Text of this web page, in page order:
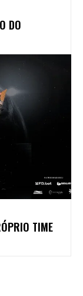
DO
TIME